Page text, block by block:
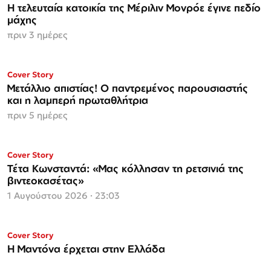
Η τελευταία κατοικία της Μέριλιν Μονρόε έγινε πεδίο
μάχης
πριν 3 ημέρες
ΜΟΝΟ ΣΤΗΝ
Espresso
Cover Story
Μετάλλιο απιστίας! Ο παντρεμένος παρουσιαστής
και η λαμπερή πρωταθλήτρια
πριν 5 ημέρες
ΜΟΝΟ ΣΤΗΝ
Espresso
Cover Story
Τέτα Κωνσταντά: «Μας κόλλησαν τη ρετσινιά της
βιντεοκασέτας»
1 Αυγούστου 2026 · 23:03
Cover Story
Η Μαντόνα έρχεται στην Ελλάδα